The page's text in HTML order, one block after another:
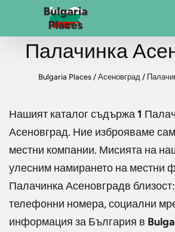
Палачинка
Bulgaria Places/ Асеновград/
Нашият каталог съдържа1
Асеновград. Ние изброяваме
местни компании. Мисията на
улесним намирането на местни
Палачинка Асеновградв
телефонни номера, социални
информация за България в